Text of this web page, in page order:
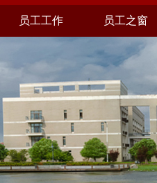
员工工作 员工之窗